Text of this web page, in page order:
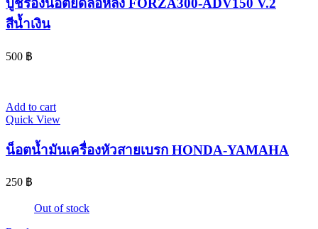
บู๊ชรองน็อตยึดล้อหลัง FORZA300-ADV150 V.2
สีน้ำเงิน
500 ฿
Add to cart
Quick View
น็อตน้ำมันเครื่องหัวสายเบรก HONDA-YAMAHA
250 ฿
Out of stock